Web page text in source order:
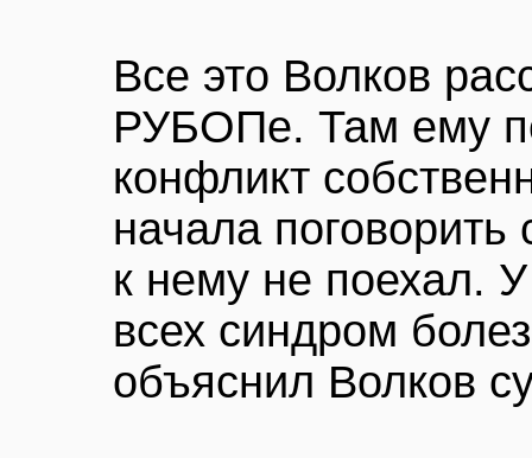
Все это Волков
РУБОПе. Там ему
конфликт
начала
к нему не поехал.
всех синдром
объяснил Волков